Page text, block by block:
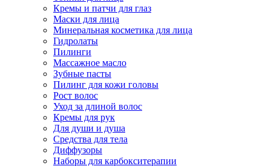
Кремы и патчи для глаз
Маски для лица
Минеральная косметика для лица
Гидролаты
Пилинги
Массажное масло
Зубные пасты
Пилинг для кожи головы
Рост волос
Уход за длиной волос
Кремы для рук
Для души и душа
Средства для тела
Диффузоры
Наборы для карбокситерапии